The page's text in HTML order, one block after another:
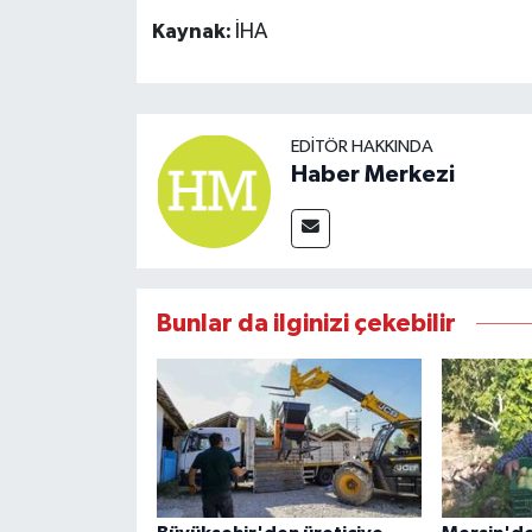
Kaynak: İHA
EDITÖR HAKKINDA
Haber Merkezi
Bunlar da ilginizi çekebilir